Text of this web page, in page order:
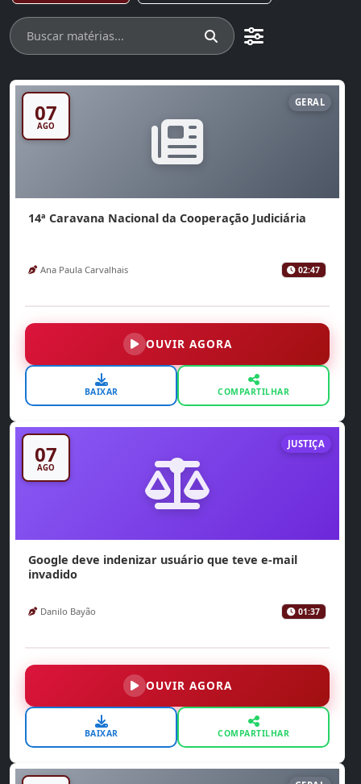
07
AGO
GERAL
14ª Caravana Nacional da Cooperação Judiciária
Ana Paula Carvalhais 02:47
OUVIR AGORA
BAIXAR COMPARTILHAR
07
AGO
JUSTIÇA
Google deve indenizar usuário que teve e-mail
invadido
Danilo Bayão 01:37
OUVIR AGORA
BAIXAR COMPARTILHAR